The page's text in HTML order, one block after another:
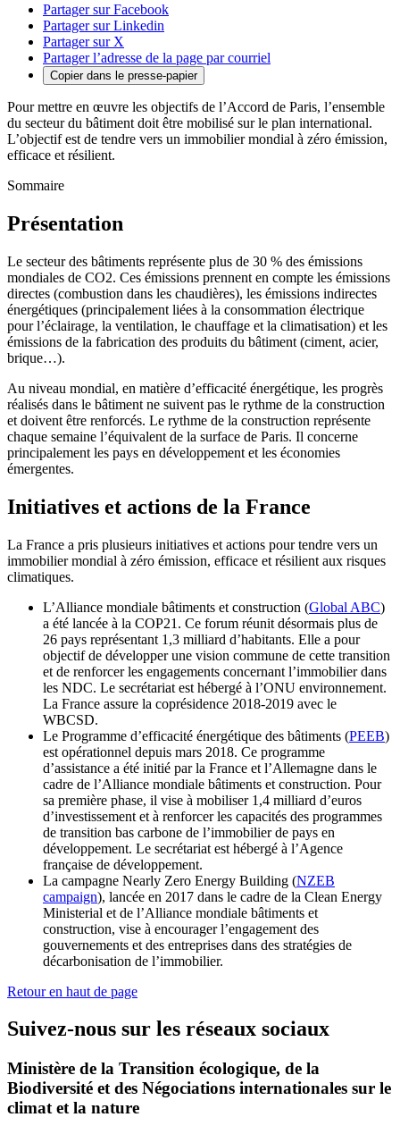
Partager sur Facebook
Partager sur Linkedin
Partager sur X
Partager l’adresse de la page par courriel
Copier dans le presse-papier
Pour mettre en œuvre les objectifs de l’Accord de Paris, l’ensemble
du secteur du bâtiment doit être mobilisé sur le plan international.
L’objectif est de tendre vers un immobilier mondial à zéro émission,
efficace et résilient.
Sommaire
Présentation
Le secteur des bâtiments représente plus de 30 % des émissions
mondiales de CO2. Ces émissions prennent en compte les émissions
directes (combustion dans les chaudières), les émissions indirectes
énergétiques (principalement liées à la consommation électrique
pour l’éclairage, la ventilation, le chauffage et la climatisation) et les
émissions de la fabrication des produits du bâtiment (ciment, acier,
brique…).
Au niveau mondial, en matière d’efficacité énergétique, les progrès
réalisés dans le bâtiment ne suivent pas le rythme de la construction
et doivent être renforcés. Le rythme de la construction représente
chaque semaine l’équivalent de la surface de Paris. Il concerne
principalement les pays en développement et les économies
émergentes.
Initiatives et actions de la France
La France a pris plusieurs initiatives et actions pour tendre vers un
immobilier mondial à zéro émission, efficace et résilient aux risques
climatiques.
L’Alliance mondiale bâtiments et construction (Global ABC)
a été lancée à la COP21. Ce forum réunit désormais plus de
26 pays représentant 1,3 milliard d’habitants. Elle a pour
objectif de développer une vision commune de cette transition
et de renforcer les engagements concernant l’immobilier dans
les NDC. Le secrétariat est hébergé à l’ONU environnement.
La France assure la coprésidence 2018-2019 avec le
WBCSD.
Le Programme d’efficacité énergétique des bâtiments (PEEB)
est opérationnel depuis mars 2018. Ce programme
d’assistance a été initié par la France et l’Allemagne dans le
cadre de l’Alliance mondiale bâtiments et construction. Pour
sa première phase, il vise à mobiliser 1,4 milliard d’euros
d’investissement et à renforcer les capacités des programmes
de transition bas carbone de l’immobilier de pays en
développement. Le secrétariat est hébergé à l’Agence
française de développement.
La campagne Nearly Zero Energy Building (NZEB
campaign), lancée en 2017 dans le cadre de la Clean Energy
Ministerial et de l’Alliance mondiale bâtiments et
construction, vise à encourager l’engagement des
gouvernements et des entreprises dans des stratégies de
décarbonisation de l’immobilier.
Retour en haut de page
Suivez-nous sur les réseaux sociaux
Ministère de la Transition écologique, de la
Biodiversité et des Négociations internationales sur le
climat et la nature